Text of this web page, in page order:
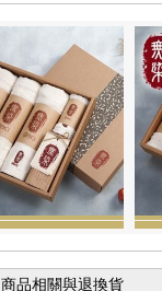
商品相關與退換貨